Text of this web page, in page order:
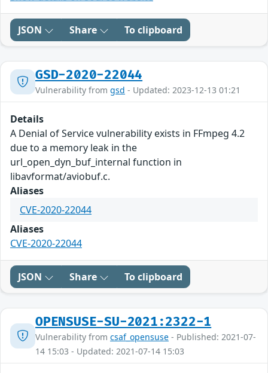
JSON Share To clipboard
GSD-2020-22044
Vulnerability from gsd - Updated: 2023-12-13 01:21
Details
A Denial of Service vulnerability exists in FFmpeg 4.2
due to a memory leak in the
url_open_dyn_buf_internal function in
libavformat/aviobuf.c.
Aliases
CVE-2020-22044
Aliases
CVE-2020-22044
JSON Share To clipboard
OPENSUSE-SU-2021:2322-1
Vulnerability from csaf_opensuse - Published: 2021-07-
14 15:03 - Updated: 2021-07-14 15:03